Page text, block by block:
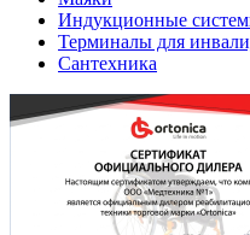
Индукционные
Терминалы для
Сантехника